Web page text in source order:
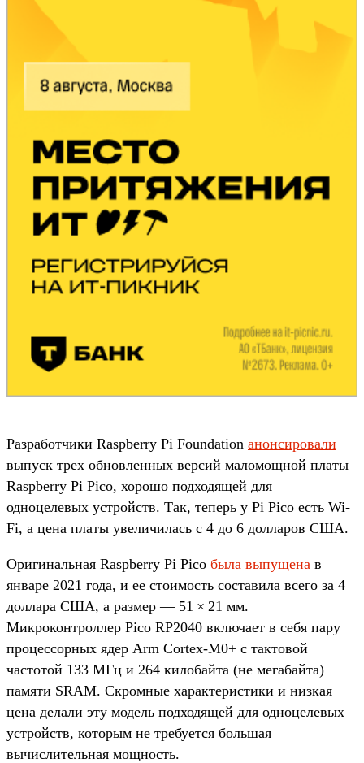
Разработчики Raspberry Pi Foundation анонсировали
выпуск трех обновленных версий маломощной платы
Raspberry Pi Pico, хорошо подходящей для
одноцелевых устройств. Так, теперь у Pi Pico есть Wi-
Fi, а цена платы увеличилась с 4 до 6 долларов США.
Оригинальная Raspberry Pi Pico была выпущена в
январе 2021 года, и ее стоимость составила всего за 4
доллара США, а размер — 51 × 21 мм.
Микроконтроллер Pico RP2040 включает в себя пару
процессорных ядер Arm Cortex-M0+ с тактовой
частотой 133 МГц и 264 килобайта (не мегабайта)
памяти SRAM. Скромные характеристики и низкая
цена делали эту модель подходящей для одноцелевых
устройств, которым не требуется большая
вычислительная мощность.